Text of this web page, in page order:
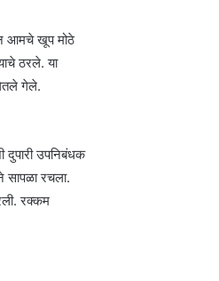
आमचे खूप मोठे
ठरले. या
गेले.
दुपारी उपनिबंधक
सापळा रचला.
रक्कम